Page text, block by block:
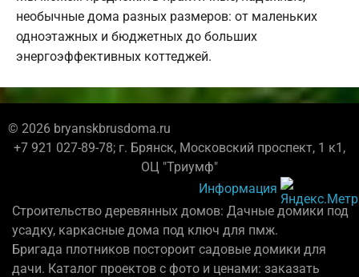
необычные дома разных размеров: от маленьких
одноэтажных и бюджетных до больших
энергоэффективных коттеджей.
© 2026 bryanskbrusdoma.ru
+7 921 027-89-78; г. Брянск, Московский проспект, 1 к1,
ОЦ "Триумф"
Информация
Строительство деревянных домов: Дачные домики под
усадку, каркасные дома под ключ для пмж.
Бригада плотников постороит садовые домики для
дачи. Каталог проектов с фото и ценами: заказать